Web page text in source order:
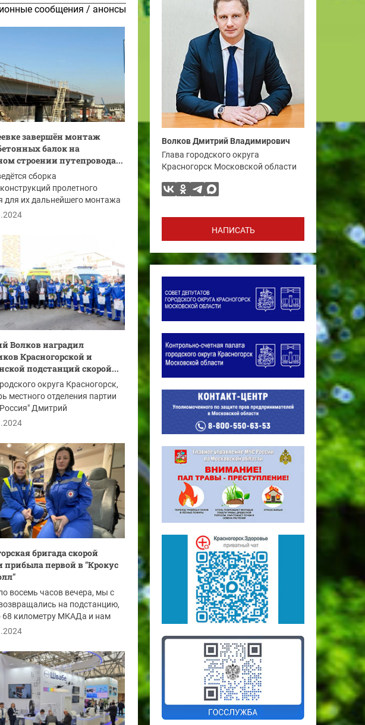
сообщения / анонсы
завершён монтаж
балок на
строении путепровода...
сборка
пролетного
для их дальнейшего монтажа
– к работам...
Волков наградил
Красногорской и
подстанций скорой...
округа Красногорск,
местного отделения партии
Дмитрий
Волков...
бригада скорой
первой в "Крокус
восемь часов вечера, мы с
на подстанцию,
68 километру МКАДа и нам
Волков Дмитрий Владимирович
Глава городского округа
Красногорск Московской области
НАПИСАТЬ